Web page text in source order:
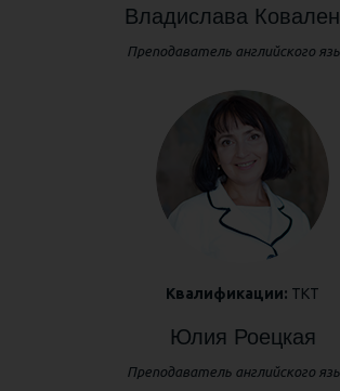
Владислава
Преподаватель английского
Квалификации: ТКТ
Юлия Роецкая
Преподаватель английского